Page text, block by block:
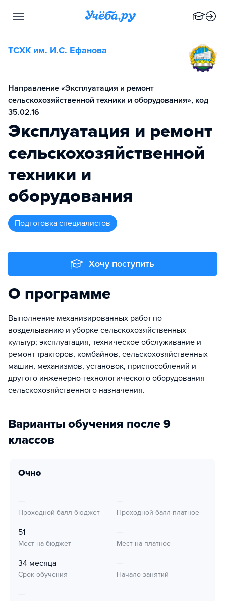
ТСХК им. И.С. Ефанова
Направление «Эксплуатация и ремонт
сельскохозяйственной техники и оборудования», код
35.02.16
Эксплуатация и ремонт
сельскохозяйственной
техники и
оборудования
подготовка специалистов
Хочу поступить
О программе
Выполнение механизированных работ по
возделыванию и уборке сельскохозяйственных
культур; эксплуатация, техническое обслуживание и
ремонт тракторов, комбайнов, сельскохозяйственных
машин, механизмов, установок, приспособлений и
другого инженерно-технологического оборудования
сельскохозяйственного назначения.
Варианты обучения после 9
классов
очно
—
Проходной балл бюджет
—
Проходной балл платное
51
Мест на бюджет
—
Мест на платное
34 месяца
Срок обучения
—
Начало занятий
—